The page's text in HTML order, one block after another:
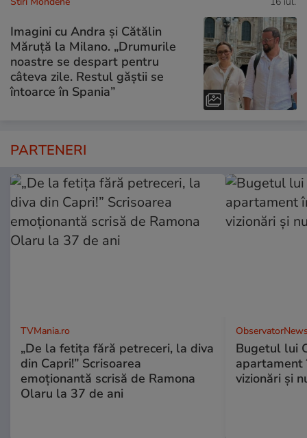
Imagini cu Andra și Cătălin
Măruță la Milano. „Drumurile
noastre se despart pentru
câteva zile. Restul găștii se
întoarce în Spania”
PARTENERI
TVMania.ro
„De la fetița fără petreceri, la diva
din Capri!” Scrisoarea
emoționantă scrisă de Ramona
Olaru la 37 de ani
Bugetul lui
apartament
vizionări şi